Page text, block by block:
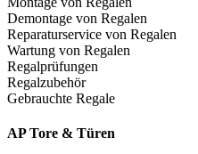
Demontage von Regalen
Reparaturservice von Regalen
Wartung von Regalen
Regalprüfungen
Regalzubehör
Gebrauchte Regale
AP Tore & Türen